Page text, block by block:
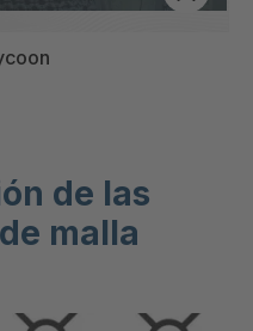
de las
malla